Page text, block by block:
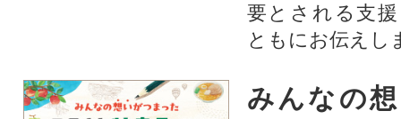
要とされる支
ともにお伝えし
みんなの